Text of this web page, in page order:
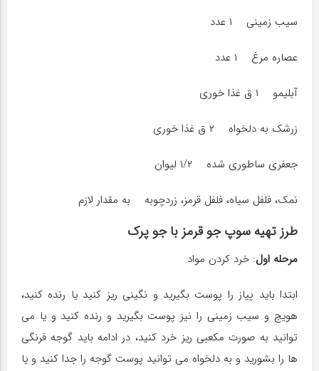
سیب زمینی ۱ عدد
عصاره مرغ ۱ عدد
آبلیمو ۱ ق غذا خوری
زرشک به دلخواه ۲ ق غذا خوری
جعفری ساطوری شده ۱/۲ لیوان
نمک، فلفل سیاه، فلفل قرمز، زردچوبه به مقدار لازم
طرز تهیه سوپ جو قرمز با جو پرک
مرحله اول: خرد کردن مواد
ابتدا باید پیاز را پوست بگیرید و نگینی ریز کنید یا رنده کنید،
هویج و سیب زمینی را نیز پوست بگیرید و رنده کنید و یا می
توانید به صورت مکعبی ریز خرد کنید، در ادامه باید گوجه فرنگی
ها را بشورید و به دلخواه می توانید پوست گوجه را جدا کنید و یا